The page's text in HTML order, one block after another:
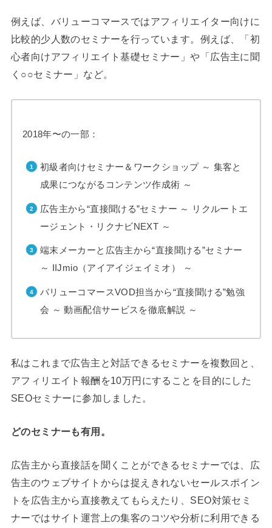
例えば、バリューコマースではアフィリエイター向けに
比較的少人数のセミナーを行っています。例えば、「初
心者向けアフィリエイト基礎セミナー」や「広告主に聞
く○○セミナー」など。
2018年〜の一部：
初級者向けセミナー＆ワークショップ ～ 集客と
成果につながるコンテンツ作成術 ～
広告主から“直接聞ける”セミナー ～ リクルートエ
ージェント・リクナビNEXT ～
端末メーカーと広告主から“直接聞ける”セミナー
～ IIJmio（アイアイジェイミオ） ～
バリューコマースVOD担当から“直接聞ける”勉強
会 ～ 動画配信サービスを徹底解説 ～
私はこれまで広告主と対話できるセミナーを複数回と、
アフィリエイト報酬を10万円にすることを目的にした
SEOセミナーに参加しました。
どのセミナーも有用。
広告主から直接話を聞くことができるセミナーでは、広
告主のウェブサイトからは捉えきれないセールスポイン
トを広告主から直接教えてもらえたり、SEO対策セミ
ナーではサイト運営上の集客のコツや分析に利用できる